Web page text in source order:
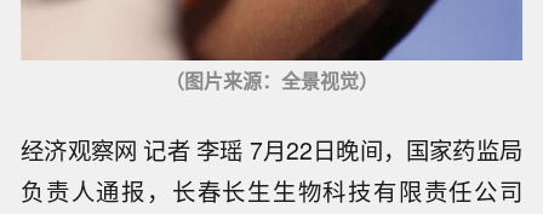
（图片来源：全景视觉）
经济观察网 记者 李瑶 7月22日晚间，国家药监局
负责人通报，长春长生生物科技有限责任公司